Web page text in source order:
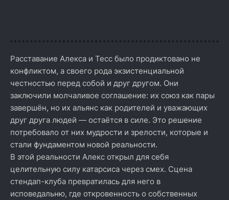
Расставание Алекса и Тесс было продиктовано не
конфликтом, а своего рода экзистенциальной
честностью перед собой и друг другом. Они
заключили молчаливое соглашение: их союз как пары
завершён, но их альянс как родителей и уважающих
друг друга людей — остаётся в силе. Это решение
потребовало от них мудрости и зрелости, которые и
стали фундаментом новой реальности.
В этой реальности Алекс открыл для себя
целительную силу катарсиса через смех. Сцена
стендап-клуба превратилась для него в
исповедальню, где откровенность о собственных